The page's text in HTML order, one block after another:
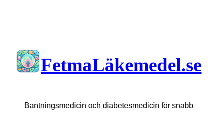
FetmaLäkemedel.se
Bantningsmedicin och diabetesmedicin för snabb